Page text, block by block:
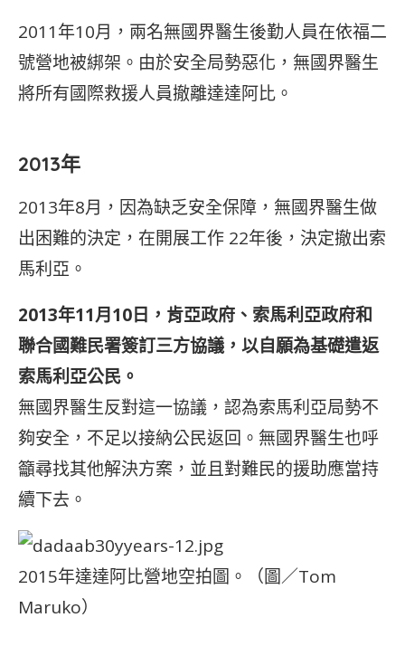
2011年10月，兩名無國界醫生後勤人員在依福二
號營地被綁架。由於安全局勢惡化，無國界醫生
將所有國際救援人員撤離達達阿比。
2013年
2013年8月，因為缺乏安全保障，無國界醫生做
出困難的決定，在開展工作 22年後，決定撤出索
馬利亞。
2013年11月10日，肯亞政府、索馬利亞政府和
聯合國難民署簽訂三方協議，以自願為基礎遣返
索馬利亞公民。
無國界醫生反對這一協議，認為索馬利亞局勢不
夠安全，不足以接納公民返回。無國界醫生也呼
籲尋找其他解決方案，並且對難民的援助應當持
續下去。
2015年達達阿比營地空拍圖。（圖／Tom
Maruko）